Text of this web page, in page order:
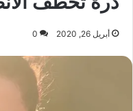
أبريل 26, 2020 0